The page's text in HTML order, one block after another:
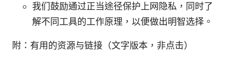
我们鼓励通过正当途径保护上网隐私，同时了
解不同工具的工作原理，以便做出明智选择。
附：有用的资源与链接（文字版本，非点击）